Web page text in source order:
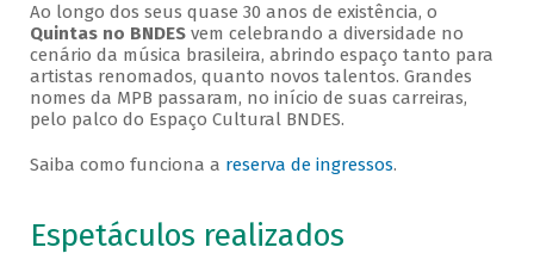
Ao longo dos seus quase 30 anos de existência, o
Quintas no BNDESvem celebrando a diversidade no
cenário da música brasileira, abrindo espaço tanto para
artistas renomados, quanto novos talentos. Grandes
nomes da MPB passaram, no início de suas carreiras,
pelo palco do Espaço Cultural BNDES.
Saiba como funciona a reserva de ingressos.
Espetáculos realizados